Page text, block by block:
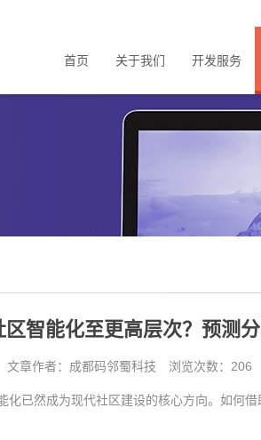
首页 关于我们 开发服务
智能化至更高层次？预测
文章作者：成都码邻蜀科技 浏览次数： 206
化已然成为现代社区建设的核心方向。如何